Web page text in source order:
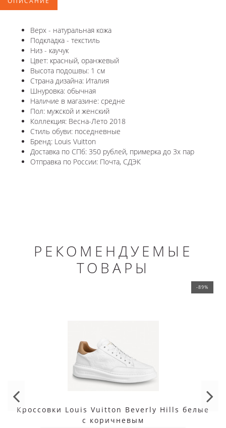
Верх - натуральная кожа
Подкладка - текстиль
Низ - каучук
Цвет: красный, оранжевый
Высота подошвы: 1 см
Страна дизайна: Италия
Шнуровка: обычная
Наличие в магазине: средне
Пол: мужской и женский
Коллекция: Весна-Лето 2018
Стиль обуви: поседневные
Бренд: Louis Vuitton
Доставка по СПб: 350 рублей, примерка до 3х пар
Отправка по России: Почта, СДЭК
РЕКОМЕНДУЕМЫЕ
ТОВАРЫ
-89%
Кроссовки Louis Vuitton Beverly Hills белые
с коричневым